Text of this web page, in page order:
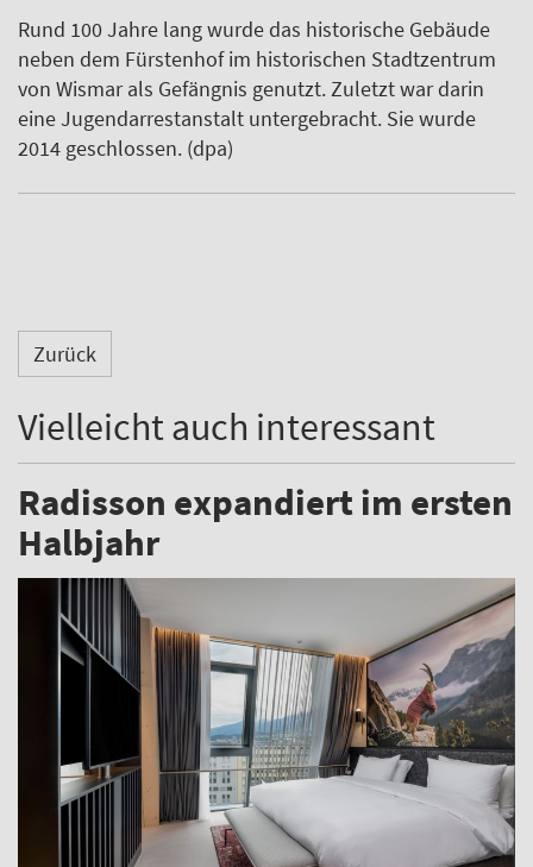
Rund 100 Jahre lang wurde das historische Gebäude
neben dem Fürstenhof im historischen Stadtzentrum
von Wismar als Gefängnis genutzt. Zuletzt war darin
eine Jugendarrestanstalt untergebracht. Sie wurde
2014 geschlossen. (dpa)
Zurück
Vielleicht auch interessant
Radisson expandiert im ersten
Halbjahr